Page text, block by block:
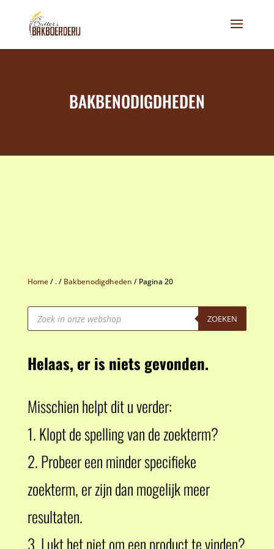
BAKBENODIGDHEDEN
Home/ ./ Bakbenodigdheden / Pagina 20
Producten
zoeken ZOEKEN
Helaas, er is niets gevonden.
Misschien helpt dit u verder:
1. Klopt de spelling van de zoekterm?
2. Probeer een minder specifieke
zoekterm, er zijn dan mogelijk meer
resultaten.
3. Lukt het niet om een product te vinden?